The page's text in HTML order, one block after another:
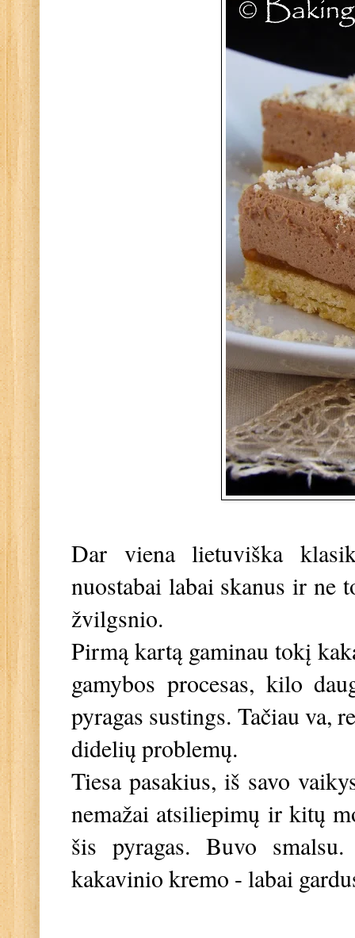
Dar viena lietuviška
nuostabai labai skanus ir ne
žvilgsnio.
Pirmą kartą gaminau tokį
gamybos procesas, kilo
pyragas sustings. Tačiau va,
didelių problemų.
Tiesa pasakius, iš savo
nemažai atsiliepimų ir kitų
šis pyragas. Buvo
kakavinio kremo - labai